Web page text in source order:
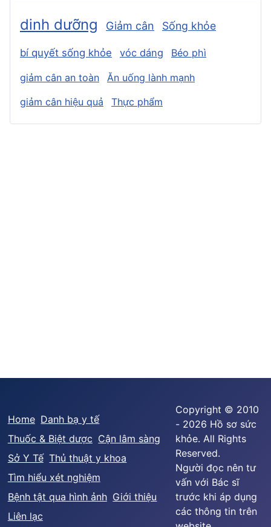
dinh dưỡng Giảm cân Sống khỏe
bí quyết sống khỏe vóc dáng Béo phì
giảm cân an toàn
Ăn uống lành mạnh
giảm cân hiệu quả
Thực phẩm
Home Danh bạ y tế
Thuốc & Biệt dược Cận lâm sàng
Sở Y Tế Thủ thuật y khoa
Tìm hiểu xét nghiệm
Bệnh tật qua hình ảnh Giới thiệu
Liên lạc
Copyright © 2010
- 2026 Hồ sơ sức
khỏe. All Rights
Reserved.
Người đọc nên tư
vấn với Bác sĩ
trước khi áp dụng
các thông tin trên